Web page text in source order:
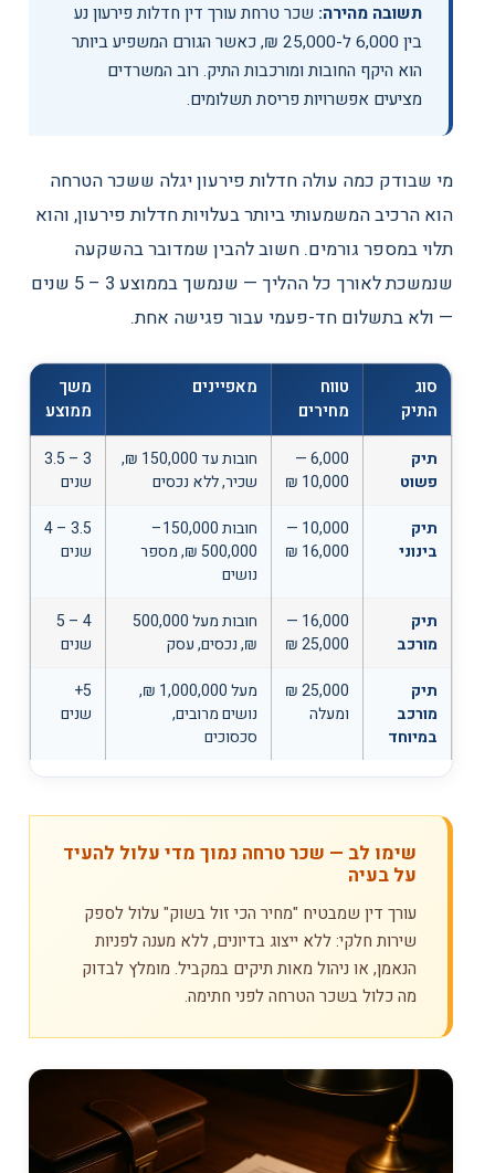
תשובה מהירה: שכר טרחת עורך דין חדלות פירעון נע
בין 6,000 ל-25,000 ₪, כאשר הגורם המשפיע ביותר
הוא היקף החובות ומורכבות התיק. רוב המשרדים
מציעים אפשרויות פריסת תשלומים.
מי שבודק כמה עולה חדלות פירעון יגלה ששכר הטרחה
הוא הרכיב המשמעותי ביותר בעלויות חדלות פירעון, והוא
תלוי במספר גורמים. חשוב להבין שמדובר בהשקעה
שנמשכת לאורך כל ההליך — שנמשך בממוצע 5 – 3 שנים
— ולא בתשלום חד-פעמי עבור פגישה אחת.
סוג
התיק
טווח
מחירים
מאפיינים
משך
ממוצע
תיק
פשוט
6,000 —
10,000 ₪
חובות עד 150,000 ₪,
שכיר, ללא נכסים
3.5 – 3
שנים
תיק
בינוני
10,000 —
16,000 ₪
חובות 150,000–
500,000 ₪, מספר
נושים
4 – 3.5
שנים
תיק
מורכב
16,000 —
25,000 ₪
חובות מעל 500,000
₪, נכסים, עסק
5 – 4
שנים
תיק
מורכב
במיוחד
25,000 ₪
ומעלה
מעל 1,000,000 ₪,
נושים מרובים,
סכסוכים
5+
שנים
שימו לב — שכר טרחה נמוך מדי עלול להעיד
על בעיה
עורך דין שמבטיח "מחיר הכי זול בשוק" עלול לספק
שירות חלקי: ללא ייצוג בדיונים, ללא מענה לפניות
הנאמן, או ניהול מאות תיקים במקביל. מומלץ לבדוק
מה כלול בשכר הטרחה לפני חתימה.